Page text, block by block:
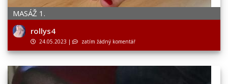
MASÁŽ 1.
rollys4
24.05.2023 | zatím žádný komentář